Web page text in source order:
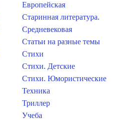
Европейская
Старинная литература.
Средневековая
Статьи на разные темы
Стихи
Стихи. Детские
Стихи. Юмористические
Техника
Триллер
Учеба